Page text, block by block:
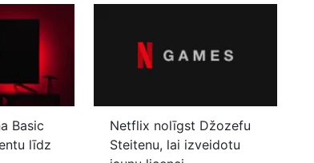
Basic
līdz
Netflix nolīgst Džozefu
Steitenu, lai izveidotu